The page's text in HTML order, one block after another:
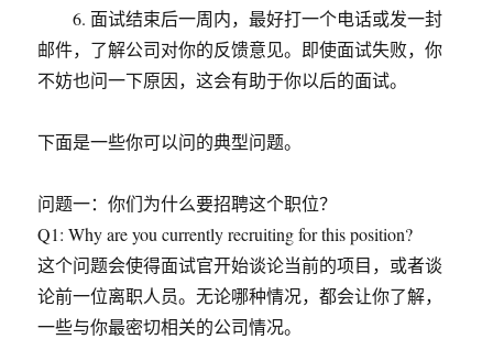
6. 面试结束后一周内，最好打一个电话或发一封
邮件，了解公司对你的反馈意见。即使面试失败，你
不妨也问一下原因，这会有助于你以后的面试。
下面是一些你可以问的典型问题。
问题一：你们为什么要招聘这个职位？
Q1: Why are you currently recruiting for this position?
这个问题会使得面试官开始谈论当前的项目，或者谈
论前一位离职人员。无论哪种情况，都会让你了解，
一些与你最密切相关的公司情况。